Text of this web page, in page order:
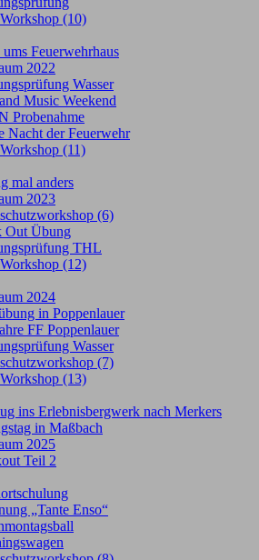
(10)
Feuerwehrhaus
2022
Wasser
Music Weekend
Probenahme
Nacht der Feuerwehr
(11)
mal anders
2023
(6)
Out Übung
THL
(12)
2024
in Poppenlauer
FF Poppenlauer
Wasser
(7)
(13)
ins Erlebnisbergwerk nach Merkers
in Maßbach
2025
Teil 2
„Tante Enso“